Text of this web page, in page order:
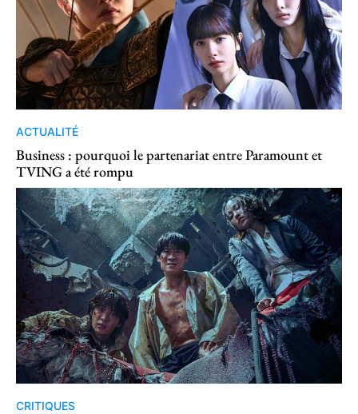
ACTUALITÉ
Business : pourquoi le partenariat entre Paramount et
TVING a été rompu
CRITIQUES